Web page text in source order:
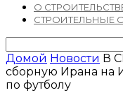
О
СТРОИТЕЛЬНЫЕ
Домой Новости В
сборную Ирана на
по футболу